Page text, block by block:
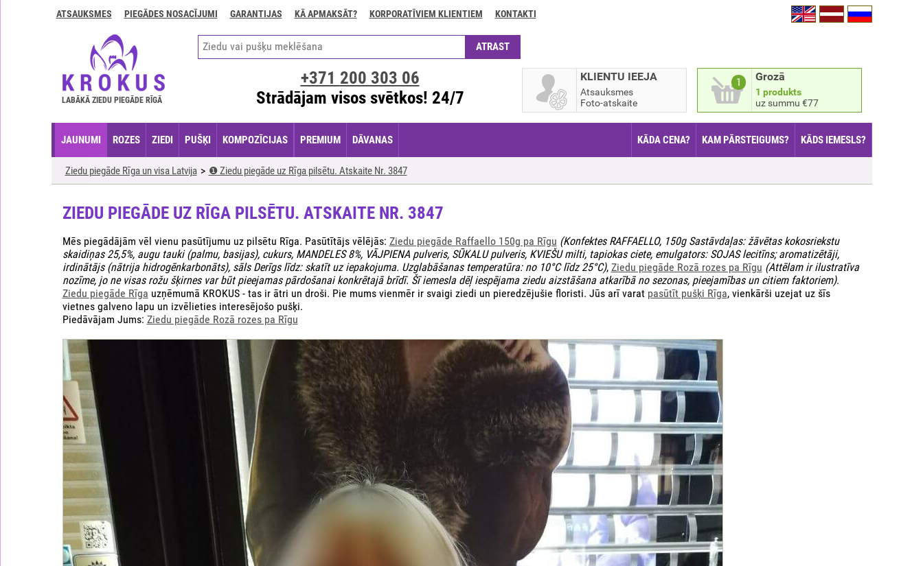
GARANTIJAS
apmaksāt?
pasūtījumu?
ATSAUKSMES PIEGĀDES NOSACĪJUMI GARANTIJAS KĀ APMAKSĀT? KORPORATĪVIEM KLIENTIEM KONTAKTI
LABĀKĀ ZIEDU PIEGĀDE RĪGĀ
1 Grozā
1 produkts
uz summu €77
KLIENTU IEEJA
Atsauksmes
Foto-atskaite
+371 200 303 06
Strādājam visos svētkos! 24/7
JAUNUMI ROZES ZIEDI PUŠĶI KOMPOZĪCIJAS PREMIUM DĀVANAS KĀDA CENA? KAM PĀRSTEIGUMS? KĀDS IEMESLS?
Ziedu piegāde Rīga un visa Latvija ❶ Ziedu piegāde uz Rīga pilsētu. Atskaite Nr. 3847
ZIEDU PIEGĀDE UZ RĪGA PILSĒTU. ATSKAITE NR. 3847
Mēs piegādājām vēl vienu pasūtījumu uz pilsētu Rīga. Pasūtītājs vēlējās: Ziedu piegāde Raffaello 150g pa Rīgu (Konfektes RAFFAELLO, 150g Sastāvdaļas: žāvētas kokosriekstu
skaidiņas 25,5%, augu tauki (palmu, basijas), cukurs, MANDELES 8%, VĀJPIENA pulveris, SŪKALU pulveris, KVIEŠU milti, tapiokas ciete, emulgators: SOJAS lecitīns; aromatizētāji,
irdinātājs (nātrija hidrogēnkarbonāts), sāls Derīgs līdz: skatīt uz iepakojuma. Uzglabāšanas temperatūra: no 10°C līdz 25°C), Ziedu piegāde Rozā rozes pa Rīgu (Attēlam ir ilustratīva
nozīme, jo ne visas rožu šķirnes var būt pieejamas pārdošanai konkrētajā brīdī. Šī iemesla dēļ iespējama ziedu aizstāšana atkarībā no sezonas, pieejamības un citiem faktoriem).
Ziedu piegāde Rīga uzņēmumā KROKUS - tas ir ātri un droši. Pie mums vienmēr ir svaigi ziedi un pieredzējušie floristi. Jūs arī varat pasūtīt pušķi Rīga, vienkārši uzejat uz šīs
vietnes galveno lapu un izvēlieties interesējošo pušķi.
Piedāvājam Jums: Ziedu piegāde Rozā rozes pa Rīgu